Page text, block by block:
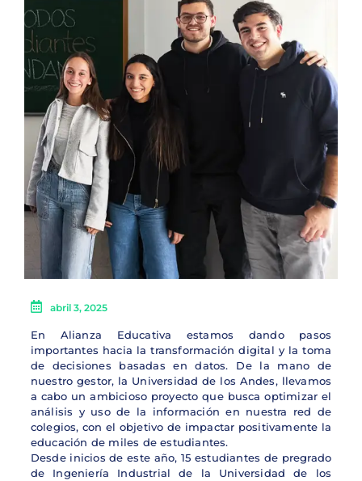
abril 3, 2025
En Alianza Educativa estamos dando pasos
importantes hacia la transformación digital y la toma
de decisiones basadas en datos. De la mano de
nuestro gestor, la Universidad de los Andes, llevamos
a cabo un ambicioso proyecto que busca optimizar el
análisis y uso de la información en nuestra red de
colegios, con el objetivo de impactar positivamente la
educación de miles de estudiantes.
Desde inicios de este año, 15 estudiantes de pregrado
de Ingeniería Industrial de la Universidad de los